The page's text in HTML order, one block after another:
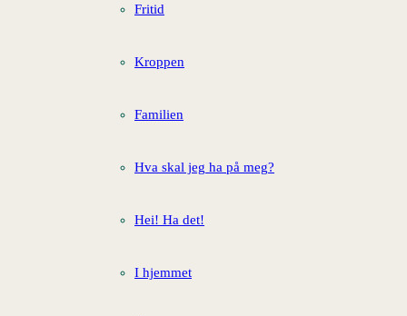
Fritid
Kroppen
Familien
Hva skal jeg ha på meg?
Hei! Ha det!
I hjemmet